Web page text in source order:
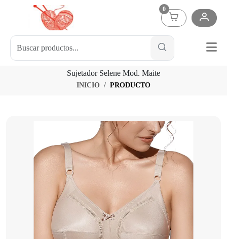
0
Sujetador Selene Mod. Maite
INICIO PRODUCTO